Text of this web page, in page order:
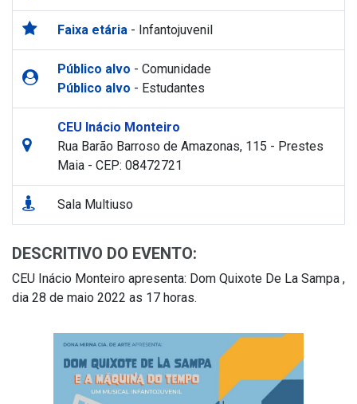
Faixa etária - Infantojuvenil
Público alvo - Comunidade
Público alvo - Estudantes
CEU Inácio Monteiro
Rua Barão Barroso de Amazonas, 115 - Prestes
Maia - CEP: 08472721
Sala Multiuso
DESCRITIVO DO EVENTO:
CEU Inácio Monteiro apresenta: Dom Quixote De La Sampa ,
dia 28 de maio 2022 as 17 horas.